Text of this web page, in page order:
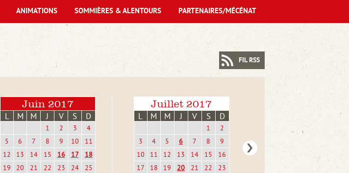
Juin 2017
L M M J V S D
1 2 3
4
5
6 7 8 9 10
11
12
13 14 15 16 17
18
19
20 21 22 23 24
25
Juillet 2017
L M M J V S D
1
2
3
4 5 6 7 8
9
10
11 12 13 14 15
16
17
18 19 20 21 22
23
FIL RSS
ANIMATIONS SOMMIÈRES & ALENTOURS PARTENAIRES/MÉCÉNAT